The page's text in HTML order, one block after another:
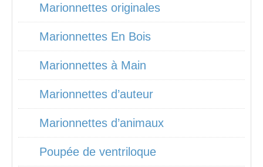
Marionnettes originales
Marionnettes En Bois
Marionnettes à Main
Marionnettes d’auteur
Marionnettes d’animaux
Poupée de ventriloque